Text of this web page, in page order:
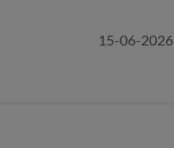
15-06-2026